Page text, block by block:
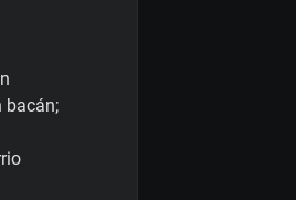
bacán;